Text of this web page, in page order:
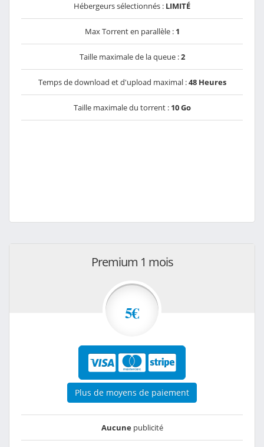
Hébergeurs sélectionnés : LIMITÉ
Max Torrent en parallèle : 1
Taille maximale de la queue :2
Temps de download et d'upload maximal :48 Heures
Taille maximale du torrent : 10 Go
Premium 1 mois
5€
Plus de moyens de paiement
Aucunepublicité